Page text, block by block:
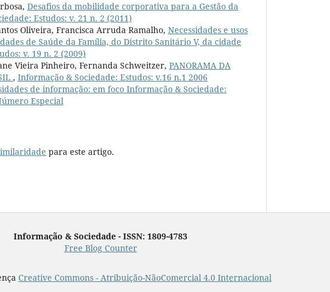
Desafios da mobilidade corporativa para a Gestão da
Estudos: v. 21 n. 2 (2011)
Oliveira, Francisca Arruda Ramalho, Necessidades e usos
de Saúde da Família, do Distrito Sanitário V, da cidade
v. 19 n. 2 (2009)
Vieira Pinheiro, Fernanda Schweitzer, PANORAMA DA
, Informação & Sociedade: Estudos: v.16 n.1 2006
de informação: em foco Informação & Sociedade:
Especial
para este artigo.
Informação & Sociedade - ISSN: 1809-4783
Free Blog Counter
Creative Commons - Atribuição-NãoComercial 4.0 Internacional